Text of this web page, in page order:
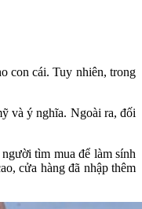
con cái. Tuy nhiên, trong
và ý nghĩa. Ngoài ra, đối
tìm mua để làm sính
cửa hàng đã nhập thêm